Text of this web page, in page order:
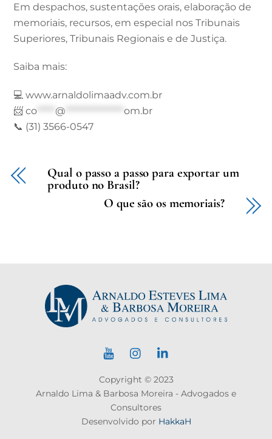
Em despachos, sustentações orais, elaboração de
memoriais, recursos, em especial nos Tribunais
Superiores, Tribunais Regionais e de Justiça.
Saiba mais:
💻 www.arnaldolimaadv.com.br
📨co *****@ ****************om.br
📞 (31) 3566-0547
Qual o passo a passo para exportar um
produto no Brasil?
O que são os memoriais?
Copyright © 2023
Arnaldo Lima & Barbosa Moreira - Advogados e
Consultores
Desenvolvido por HakkaH